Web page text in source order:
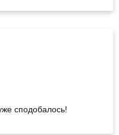
сподобалось!